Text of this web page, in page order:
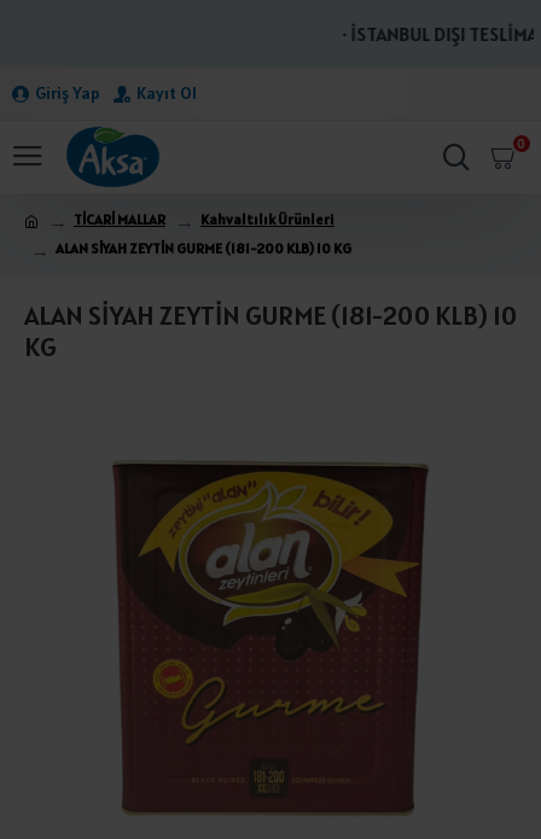
· İSTANBUL DIŞI
Giriş Yap Kayıt Ol
0
TİCARİ MALLAR
Kahvaltılık Ürünleri
ALAN SİYAH ZEYTİN GURME (181-200 KLB) 10 KG
ALAN SİYAH ZEYTİN GURME (181-200 KLB) 10
KG